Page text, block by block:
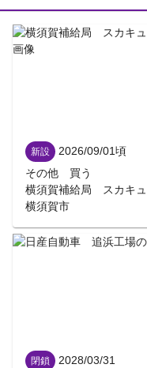
新設 2026/09/01頃
その他 買う
横須賀補給局 スカキュ
横須賀市
閉鎖
2028/03/31